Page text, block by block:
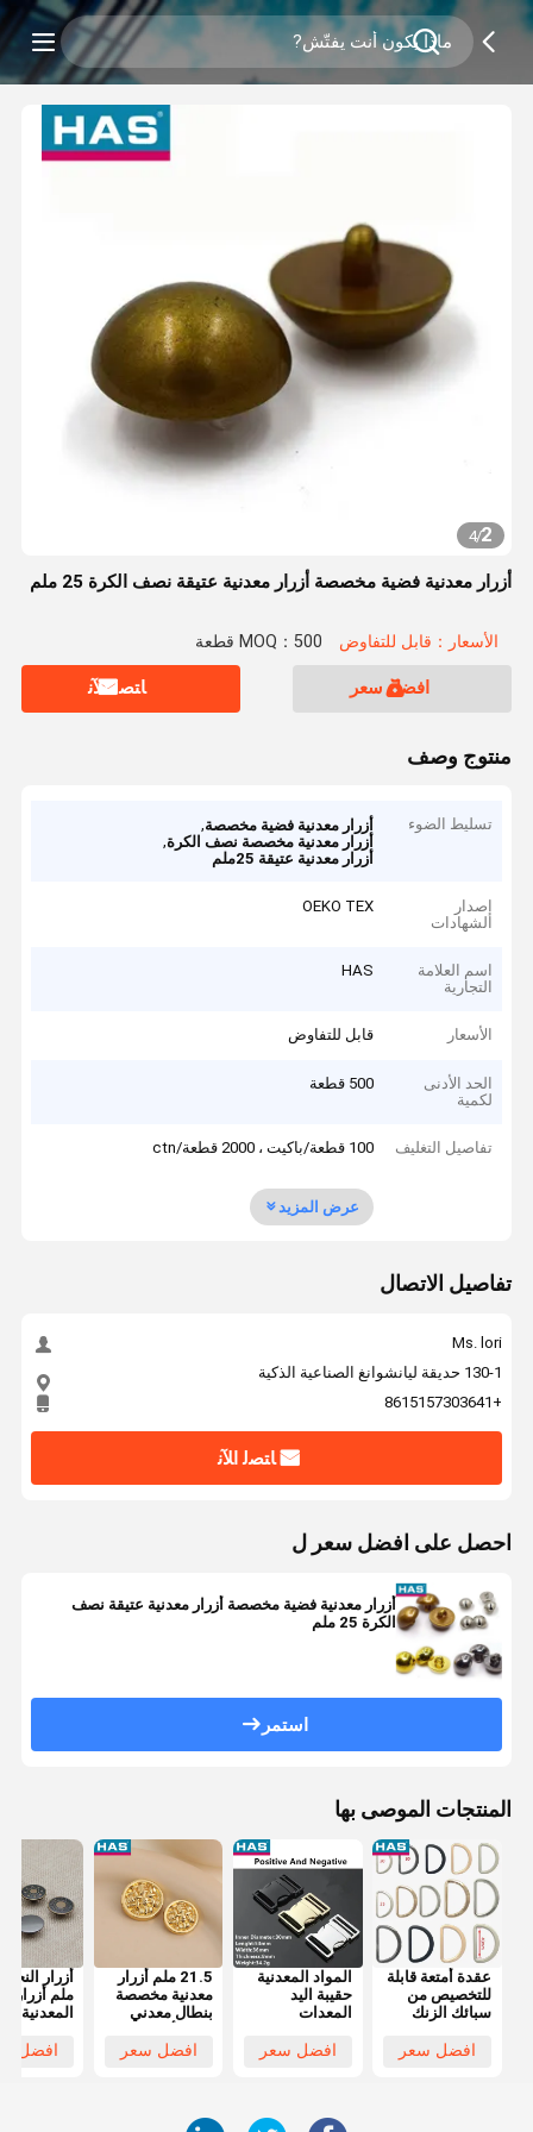
2
/
4
أزرار معدنية فضية مخصصة أزرار معدنية عتيقة نصف الكرة 25 ملم
الأسعار：قابل للتفاوض MOQ：500 قطعة
افضل سعر ﺎﺘﺼﻟ ﺍﻶﻧ
منتوج وصف
تسليط الضوء أزرار معدنية فضية مخصصة,
أزرار معدنية مخصصة نصف الكرة,
أزرار معدنية عتيقة 25ملم
إصدار
الشهادات
OEKO TEX
اسم العلامة
التجارية
HAS
الأسعار قابل للتفاوض
الحد الأدنى
لكمية
500 قطعة
تفاصيل التغليف 100 قطعة/باكيت ، 2000 قطعة/ctn
عرض المزيد
تفاصيل الاتصال
Ms. lori
130-1 حديقة ليانشوانغ الصناعية الذكية
+8615157303641
ﺎﺘﺼﻟ ﺍﻶﻧ
احصل على افضل سعر ل
أزرار معدنية فضية مخصصة أزرار معدنية عتيقة نصف
الكرة 25 ملم
استمر
المنتجات الموصى بها
عقدة أمتعة قابلة
للتخصيص من
سبائك الزنك
شعارية مخصصة
افضل سعر
المواد المعدنية
حقيبة اليد
المعدات
السريع الإفراج
افضل سعر
21.5 ملم أزرار
معدنية مخصصة
بنطال معدني
غسلها
افضل سعر
ملم أزرار
المعدنية
مخصصة
افضل